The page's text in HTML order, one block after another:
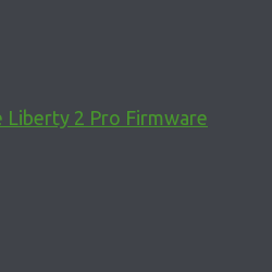
Liberty 2 Pro Firmware